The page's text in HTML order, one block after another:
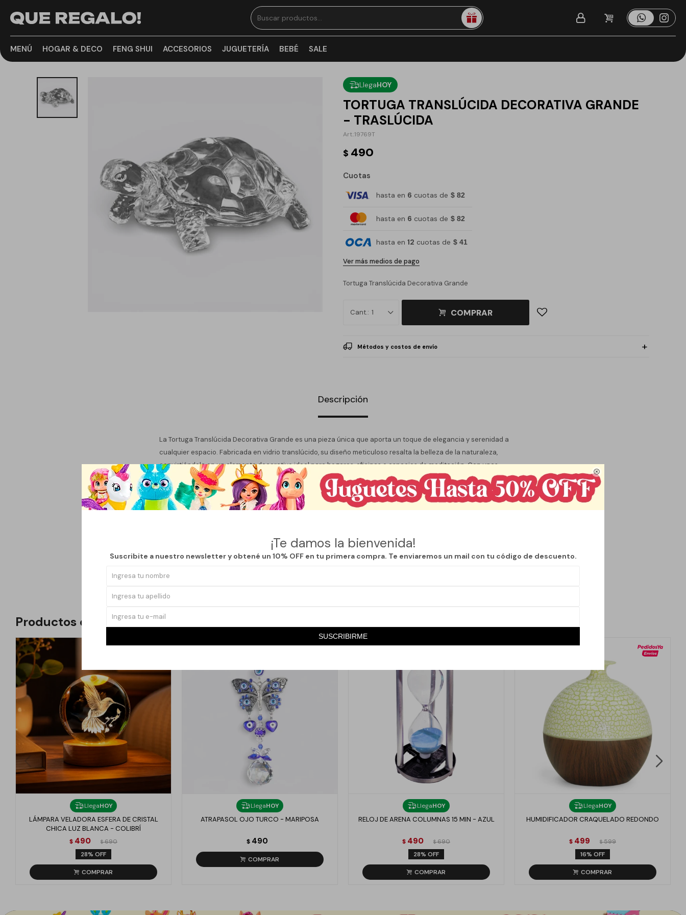

¡Te damos la bienvenida!
Suscribite a nuestro newsletter y obtené un 10% OFF en tu primera compra. Te enviaremos un mail con tu código de descuento.
SUSCRIBIRME
MENÚ HOGAR & DECO FENG SHUI ACCESORIOS JUGUETERÍA BEBÉ SALE
LlegaHOY
TORTUGA TRANSLÚCIDA DECORATIVA GRANDE
- TRASLÚCIDA
19769T
$ 490
Cuotas
hasta en 6 cuotas de $ 82
hasta en 6 cuotas de $ 82
hasta en 12 cuotas de $ 41
Ver más medios de pago
Tortuga Translúcida Decorativa Grande
1 COMPRAR
Métodos y costos de envío
Descripción
La Tortuga Translúcida Decorativa Grande es una pieza única que aporta un toque de elegancia y serenidad a
cualquier espacio. Fabricada en vidrio translúcido, su diseño meticuloso resalta la belleza de la naturaleza,
convirtiéndola en un elemento decorativo ideal para hogares, oficinas o espacios de meditación. Con unas
dimensiones de 17,5 cm de largo, 13 cm de ancho y 7 cm de altura, esta escultura se adapta perfectamente a
estanterías, mesas o vitrinas. Su temática de tortuga simboliza longevidad y sabiduría, lo que la convierte en un
regalo significativo para seres queridos o un atractivo añadido a su colección personal. La marca Elegance Decor
contemplación y la paz interior. Ideal para quienes buscan un elemento distintivo que complemente su decoración,
esta escultura es perfecta para amantes de la naturaleza y el arte. Añada un toque de calma y belleza a su entorno
Productos que te pueden interesar
LlegaHOY
LÁMPARA VELADORA ESFERA DE CRISTAL
CHICA LUZ BLANCA - COLIBRÍ
$ 490 $ 690
28
LlegaHOY
ATRAPASOL OJO TURCO - MARIPOSA
$ 490
LlegaHOY
RELOJ DE ARENA COLUMNAS 15 MIN - AZUL
$ 490 $ 690
28
LlegaHOY
HUMIDIFICADOR CRAQUELADO REDONDO
$ 499 $ 599
16